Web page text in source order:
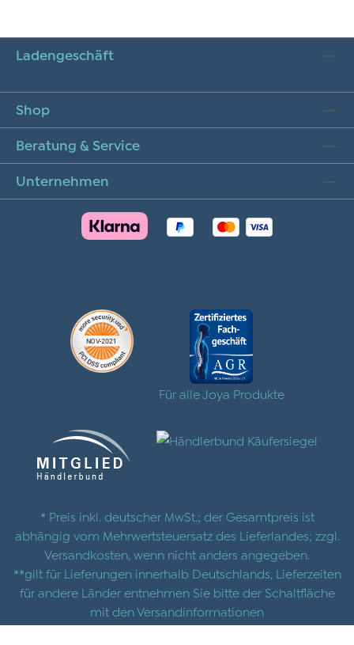
Ladengeschäft
Shop
Beratung & Service
Unternehmen
Für alle Joya Produkte
* Preis inkl. deutscher MwSt.; der Gesamtpreis ist
abhängig vom Mehrwertsteuersatz des Lieferlandes; zzgl.
Versandkosten , wenn nicht anders angegeben.
**gilt für Lieferungen innerhalb Deutschlands, Lieferzeiten
für andere Länder entnehmen Sie bitte der Schaltfläche
mit den Versandinformationen